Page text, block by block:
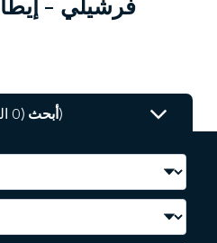
أبحث(0 الخصائص)